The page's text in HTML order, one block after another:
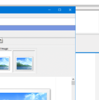
og optimalisering